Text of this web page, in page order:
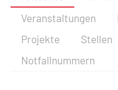
Veranstaltungen
Projekte
Stellen
Notfallnummern